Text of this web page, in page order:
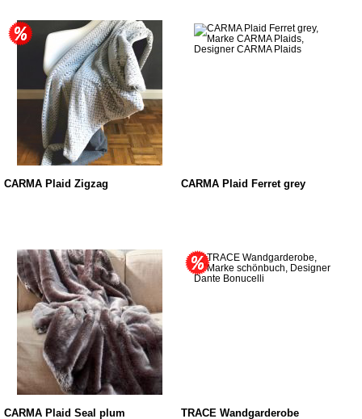
CARMA Plaid Zigzag CARMA Plaid Ferret grey
CARMA Plaid Seal plum TRACE Wandgarderobe